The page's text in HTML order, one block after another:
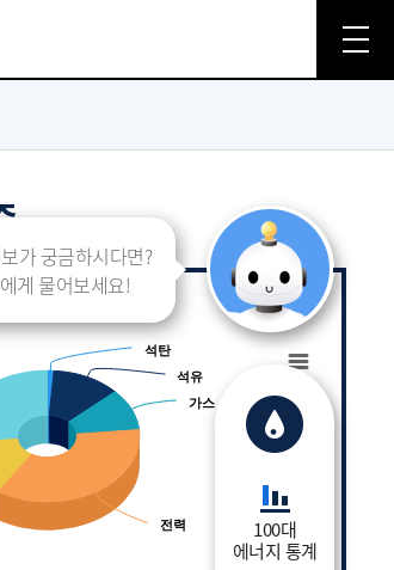
가 궁금하시다면?
에게 물어보세요!
100대
에너지 통계
석탄
석탄
석유
석유
가스
가스
전력
전력